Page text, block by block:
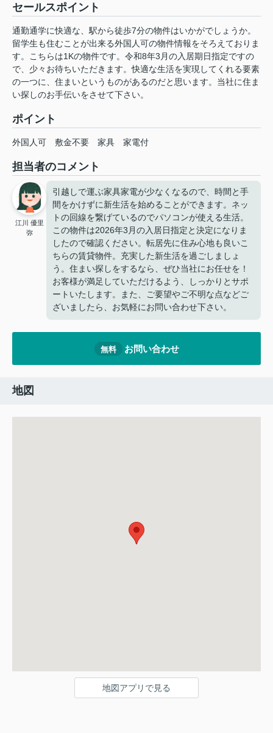
セールスポイント
通勤通学に快適な、駅から徒歩7分の物件はいかがでしょうか。
留学生も住むことが出来る外国人可の物件情報をそろえておりま
す。こちらは1Kの物件です。令和8年3月の入居期日指定ですの
で、少々お待ちいただきます。快適な生活を実現してくれる要素
の一つに、住まいというものがあるのだと思います。当社に住ま
い探しのお手伝いをさせて下さい。
ポイント
外国人可 敷金不要 家具 家電付
担当者のコメント
江川 優里
弥
引越しで運ぶ家具家電が少なくなるので、時間と手
間をかけずに新生活を始めることができます。ネッ
トの回線を繋げているのでパソコンが使える生活。
この物件は2026年3月の入居日指定と決定になりま
したので確認ください。転居先に住み心地も良いこ
ちらの賃貸物件。充実した新生活を過ごしましょ
う。住まい探しをするなら、ぜひ当社にお任せを！
お客様が満足していただけるよう、しっかりとサポ
ートいたします。また、ご要望やご不明な点などご
ざいましたら、お気軽にお問い合わせ下さい。
無料 お問い合わせ
地図
地図アプリで見る